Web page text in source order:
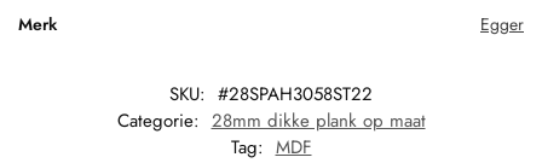
Merk Egger
SKU: #28SPAH3058ST22
Categorie: 28mm dikke plank op maat
Tag: MDF